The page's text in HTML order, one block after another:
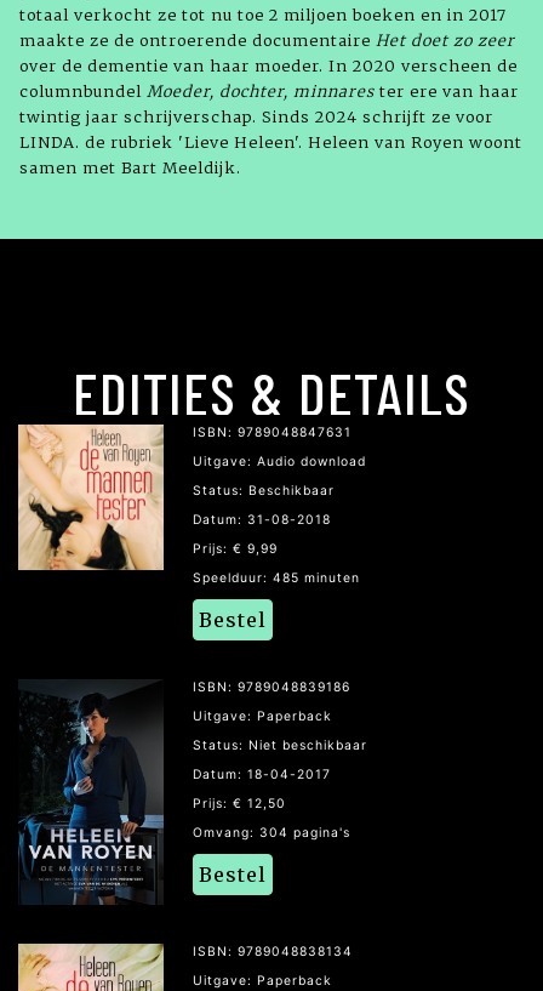
totaal verkocht ze tot nu toe 2 miljoen boeken en in 2017
maakte ze de ontroerende documentaire Het doet zo zeer
over de dementie van haar moeder. In 2020 verscheen de
columnbundel Moeder, dochter, minnares ter ere van haar
twintig jaar schrijverschap. Sinds 2024 schrijft ze voor
LINDA. de rubriek 'Lieve Heleen'. Heleen van Royen woont
samen met Bart Meeldijk.
EDITIES & DETAILS
ISBN: 9789048847631
Uitgave: Audio download
Status: Beschikbaar
Datum: 31-08-2018
Prijs: € 9,99
Speelduur: 485 minuten
Bestel
ISBN: 9789048839186
Uitgave: Paperback
Status: Niet beschikbaar
Datum: 18-04-2017
Prijs: € 12,50
Omvang: 304 pagina's
Bestel
ISBN: 9789048838134
Uitgave: Paperback